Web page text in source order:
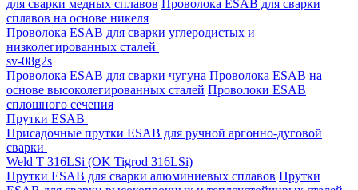
для сварки медных сплавов Проволока ESAB для сварки
сплавов на основе никеля
Проволока ESAB для сварки углеродистых и
низколегированных сталей
sv-08g2s
Проволока ESAB для сварки чугуна Проволока ESAB на
основе высоколегированных сталей Проволоки ESAB
сплошного сечения
Прутки ESAB
Присадочные прутки ESAB для ручной аргонно-дуговой
сварки
Weld T 316LSi (OK Tigrod 316LSi)
Прутки ESAB для сварки алюминиевых сплавов Прутки